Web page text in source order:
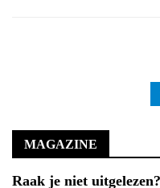
MAGAZINE
Raak je niet uitgelezen?